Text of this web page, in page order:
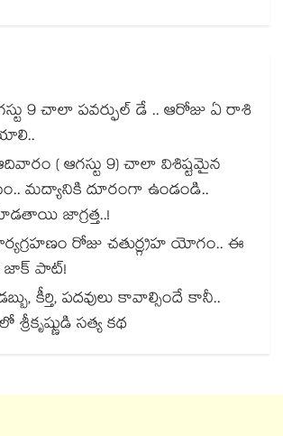
9 చాలా పవర్ఫుల్ డే .. ఆరోజు ఏ రాశి
( ఆగస్టు 9) చాలా విశిష్టమైన
మద్యానికి దూరంగా ఉండండి..
జాగ్రత్త..!
రోజు చతుర్గ్రహ యోగం.. ఈ
జాక్ పాట్!
కీర్తి, పదవులు కావాల్సిందే కానీ..
సత్య కథ